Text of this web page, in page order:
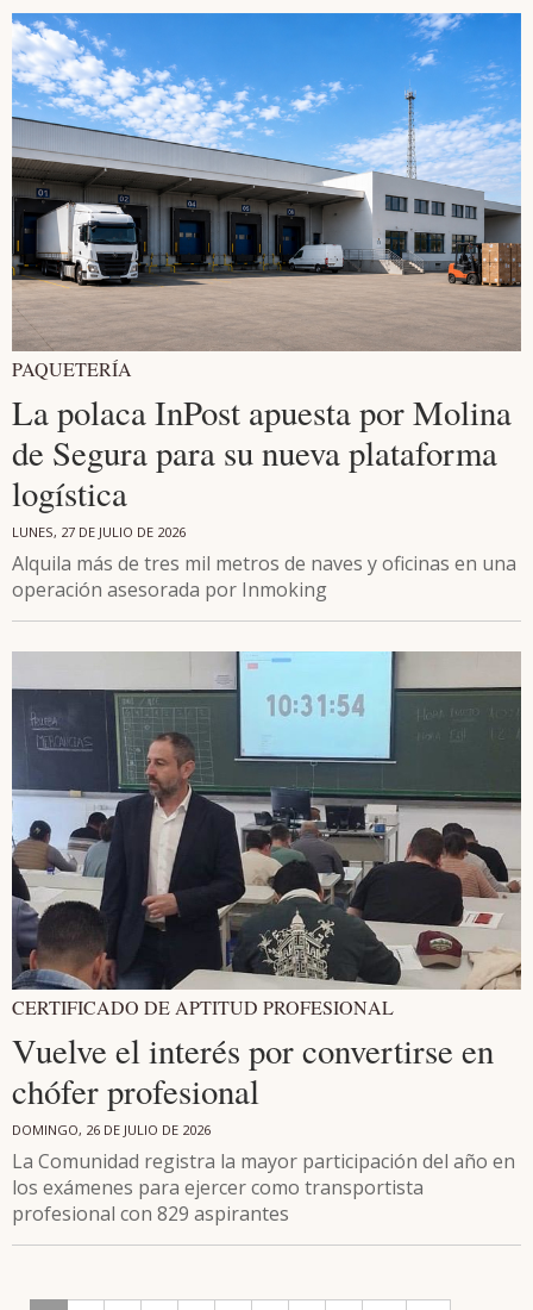
PAQUETERÍA
La polaca InPost apuesta por Molina
de Segura para su nueva plataforma
logística
LUNES, 27 DE JULIO DE 2026
Alquila más de tres mil metros de naves y oficinas en una
operación asesorada por Inmoking
CERTIFICADO DE APTITUD PROFESIONAL
Vuelve el interés por convertirse en
chófer profesional
DOMINGO, 26 DE JULIO DE 2026
La Comunidad registra la mayor participación del año en
los exámenes para ejercer como transportista
profesional con 829 aspirantes